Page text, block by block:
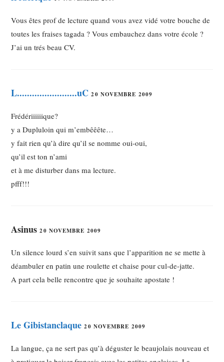
Vous êtes prof de lecture quand vous avez vidé votre bouche de
toutes les fraises tagada ? Vous embauchez dans votre école ?
J’ai un trés beau CV.
L........................uC 20 NOVEMBRE 2009
Frédériiiiiique?
y a Dupluloin qui m’embêêête…
y fait rien qu’à dire qu’il se nomme oui-oui,
qu’il est ton n’ami
et à me disturber dans ma lecture.
pfff!!!
Asinus20 NOVEMBRE 2009
Un silence lourd s’en suivit sans que l’apparition ne se mette à
déambuler en patin une roulette et chaise pour cul-de-jatte.
A part cela belle rencontre que je souhaite apostate !
Le Gibistanclaque 20 NOVEMBRE 2009
La langue, ça ne sert pas qu’à déguster le beaujolais nouveau et